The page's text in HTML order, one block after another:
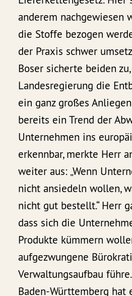
anderem nachgewiesen
die Stoffe bezogen
der Praxis schwer
Boser sicherte beiden
Landesregierung die
ein ganz großes
bereits ein Trend der
Unternehmen ins
erkennbar, merkte Herr
weiter aus: „Wenn
nicht ansiedeln wollen,
nicht gut bestellt.“ Herr
dass sich die
Produkte kümmern
aufgezwungene
Verwaltungsaufbau
Baden-Württemberg hat